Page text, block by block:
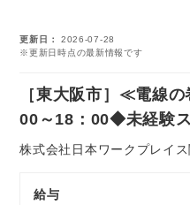
求人を探す
お気軽
更新日
2026-07-28
※更新日時点の最新情報です
［東大阪市］≪電線
00～18：00◆未経験
株式会社日本ワークプレイ
給与